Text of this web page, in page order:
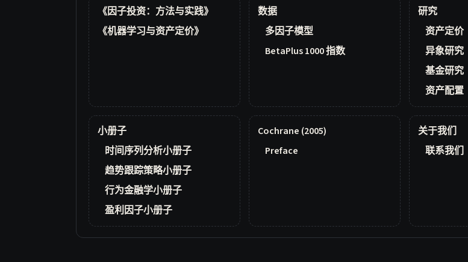
《因子投资：方法与实践》
《机器学习与资产定价》
数据
多因子模型
BetaPlus 1000 指数
研究
资产定价
异象研究
基金研究
资产配置
小册子
时间序列分析小册子
趋势跟踪策略小册子
行为金融学小册子
盈利因子小册子
Cochrane (2005)
Preface
关于我们
联系我们